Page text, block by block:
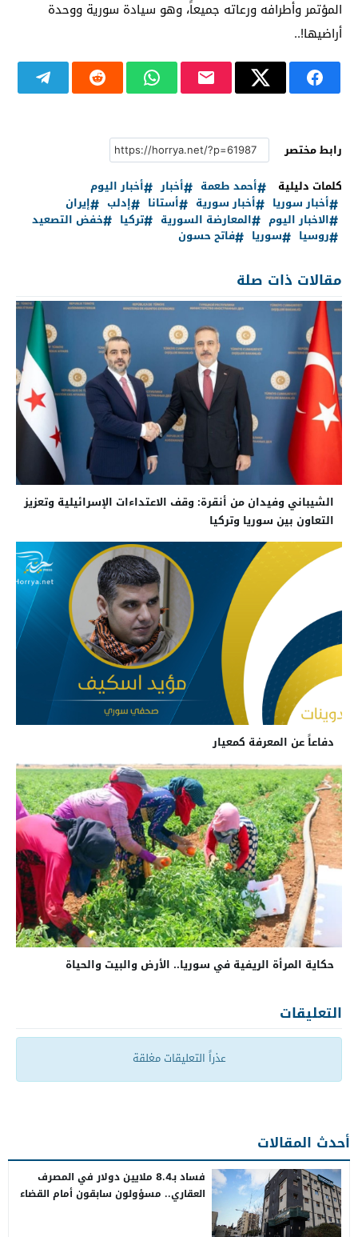
المؤتمر وأطرافه ورعاته جميعاً، وهو سيادة سورية ووحدة
أراضيها!..
رابط مختصر
كلمات دليلية
أحمد طعمة أخبار
أخبار اليوم
أخبار سوريا
أخبار سورية أستانا إدلب
إيران
الاخبار اليوم
المعارضة السورية تركيا
خفض التصعيد
روسيا
سوريا فاتح حسون
مقالات ذات صلة
الشيباني وفيدان من أنقرة: وقف الاعتداءات الإسرائيلية وتعزيز
التعاون بين سوريا وتركيا
دفاعاً عن المعرفة كمعيار
حكاية المرأة الريفية في سوريا.. الأرض والبيت والحياة
التعليقات
عذراً التعليقات مغلقة
أحدث المقالات
فساد بـ8.4 ملايين دولار في المصرف
العقاري.. مسؤولون سابقون أمام القضاء